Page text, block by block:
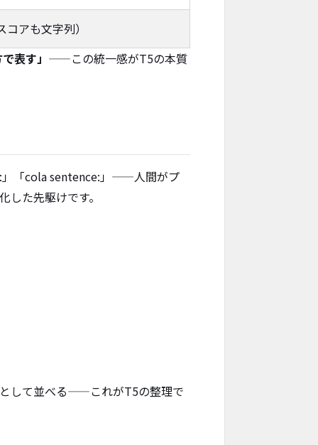
コアも文字列）
表す」 ——この統一感がT5の本質
」「cola sentence:」——人間がプ
した先駆けです。
として並べる——これがT5の整理で